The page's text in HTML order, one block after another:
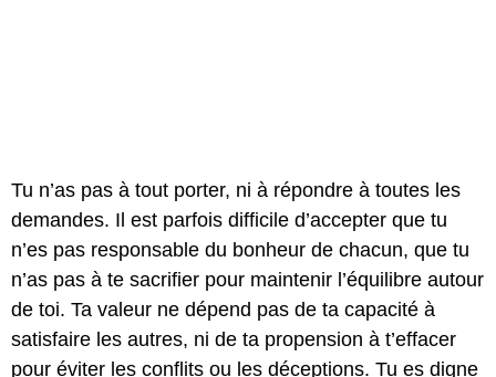
Tu n’as pas à tout porter, ni à répondre à toutes les
demandes. Il est parfois difficile d’accepter que tu
n’es pas responsable du bonheur de chacun, que tu
n’as pas à te sacrifier pour maintenir l’équilibre autour
de toi. Ta valeur ne dépend pas de ta capacité à
satisfaire les autres, ni de ta propension à t’effacer
pour éviter les conflits ou les déceptions. Tu es digne